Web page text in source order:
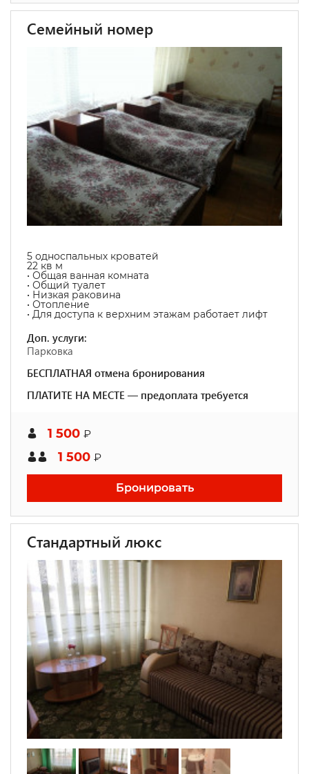
Семейный номер
5 односпальных кроватей
22 кв м
• Общая ванная комната
• Общий туалет
• Низкая раковина
• Отопление
• Для доступа к верхним этажам работает лифт
Доп. услуги:
Парковка
БЕСПЛАТНАЯ отмена бронирования
ПЛАТИТЕ НА МЕСТЕ — предоплата требуется
1 500 ₽
1 500 ₽
Бронировать
Стандартный люкс